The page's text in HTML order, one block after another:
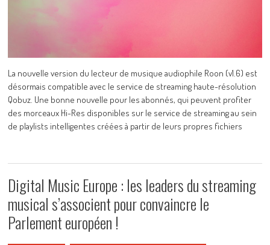
La nouvelle version du lecteur de musique audiophile Roon (v1.6) est
désormais compatible avec le service de streaming haute-résolution
Qobuz. Une bonne nouvelle pour les abonnés, qui peuvent profiter
des morceaux Hi-Res disponibles sur le service de streaming au sein
de playlists intelligentes créées à partir de leurs propres fichiers
Digital Music Europe : les leaders du streaming
musical s’associent pour convaincre le
Parlement européen !